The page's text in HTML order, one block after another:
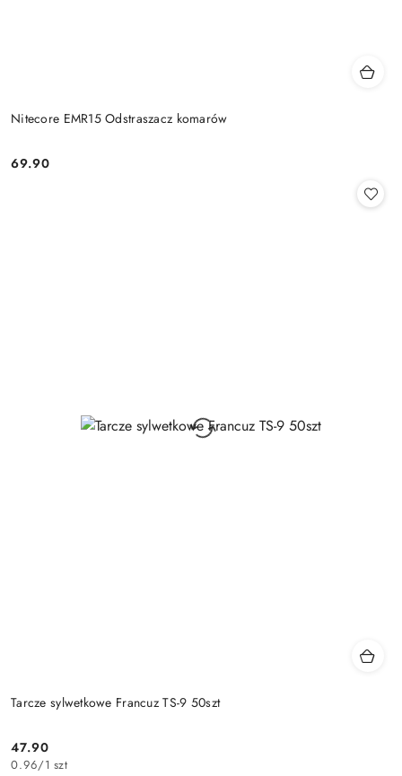
Nitecore EMR15 Odstraszacz komarów
Cena:
69.90
Tarcze sylwetkowe Francuz TS-9 50szt
Cena:
47.90
0.96/1 szt